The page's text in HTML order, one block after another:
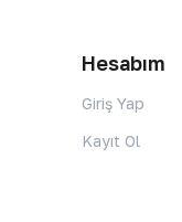
Hesabım
Giriş Yap
Kayıt Ol